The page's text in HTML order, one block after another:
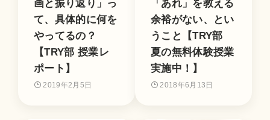
画と振り返り」っ
て、具体的に何を
やってるの？
【TRY部 授業レ
ポート】
2019年2月5日
「あれ」を教える
余裕がない、とい
うこと【TRY部
夏の無料体験授業
実施中！】
2018年6月13日